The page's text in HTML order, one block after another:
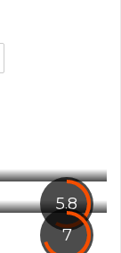
5.8
7
1